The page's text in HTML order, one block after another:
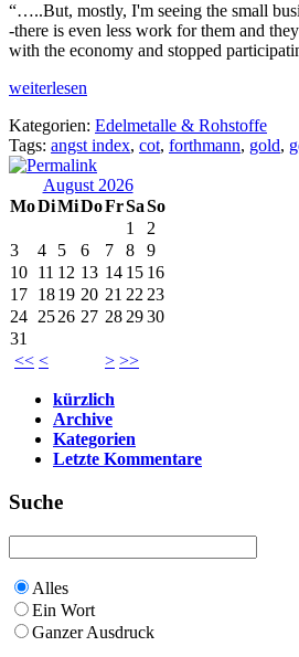
“…..But, mostly, I'm seeing the small
-there is even less work for them and
with the economy and stopped
weiterlesen
Kategorien: Edelmetalle & Rohstoffe
Tags: angst index, cot, forthmann, gold,
August 2026
MoDiMiDoFrSaSo
<< < > >>
1
2
3
4 5 6 7 8
9
10 11 12 13 14 15 16
17 1819 20 21 22 23
24 2526 27 28 2930
31
kürzlich
Archive
Kategorien
Letzte Kommentare
Suche
Alles
Ein Wort
Ganzer Ausdruck